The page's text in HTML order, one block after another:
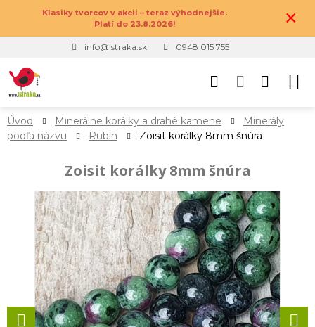
Klasiky tvorcov v akcii – teraz výhodnejšie.
Platí do 23.8.2026!
×
info@istraka.sk 0948 015 755
Úvod Minerálne korálky a drahé kamene
Minerály
podľa názvu
Rubín Zoisit korálky 8mm šnúra
Zoisit korálky 8mm šnúra